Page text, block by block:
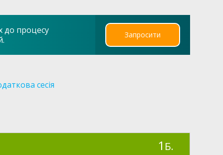
до процесу
Запросити
сесія
1 Б.